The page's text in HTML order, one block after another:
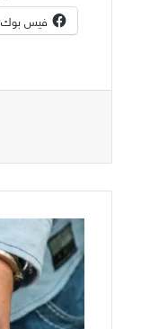
فيس بوك